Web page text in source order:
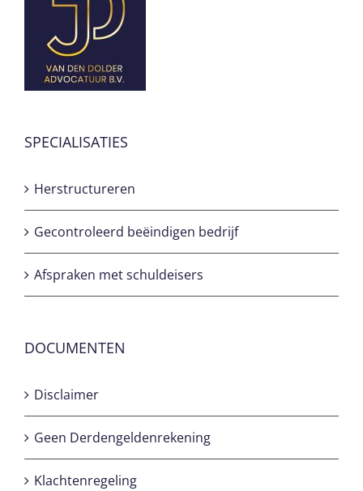
SPECIALISATIES
Herstructureren
Gecontroleerd beëindigen bedrijf
Afspraken met schuldeisers
DOCUMENTEN
Disclaimer
Geen Derdengeldenrekening
Klachtenregeling